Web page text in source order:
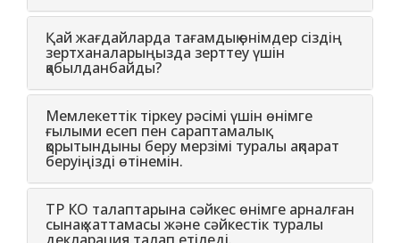
Қай жағдайларда тағамдық өнімдер сіздің
зертханаларыңызда зерттеу үшін
қабылданбайды?
Мемлекеттiк тiркеу рәсiмi үшiн өнiмге
ғылыми есеп пен сараптамалық
қорытындыны беру мерзiмi туралы ақпарат
беруіңізді өтінемін.
ТР КО талаптарына сәйкес өнімге арналған
сынақ хаттамасы және сәйкестік туралы